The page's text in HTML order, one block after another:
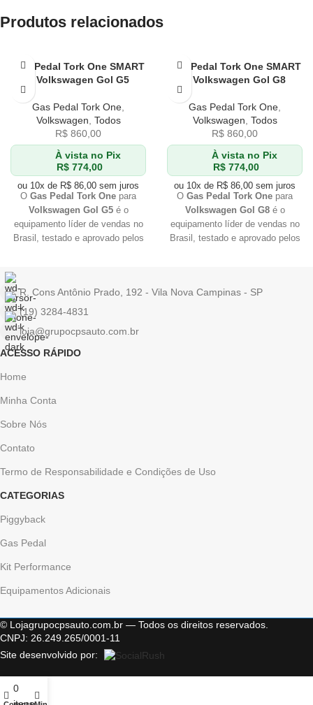
Produtos relacionados
Gas Pedal Tork One SMART
– Volkswagen Gol G5
Gas Pedal Tork One
Volkswagen Todos
R$ 860,00
À vista no Pix
R$ 774,00
ou 10x de R$ 86,00 sem juros
O Gas Pedal Tork One para
Volkswagen Gol G5 é o
equipamento líder de vendas no
Brasil, testado e aprovado pelos
One é a sua melhor escolha. Não
perca tempo e adquira já o seu!
Gas Pedal Tork One SMART
– Volkswagen Gol G8
Gas Pedal Tork One
Volkswagen Todos
R$ 860,00
À vista no Pix
R$ 774,00
ou 10x de R$ 86,00 sem juros
O Gas Pedal Tork One para
Volkswagen Gol G8 é o
equipamento líder de vendas no
Brasil, testado e aprovado pelos
One é a sua melhor escolha. Não
R. Cons Antônio Prado, 192 - Vila Nova Campinas - SP
(19) 3284-4831
loja@grupocpsauto.com.br
ACESSO RÁPIDO
Home
Minha Conta
Sobre Nós
Contato
Termo de Responsabilidade e Condições de Uso
CATEGORIAS
Piggyback
Gas Pedal
Kit Performance
Equipamentos Adicionais
© Lojagrupocpsauto.com.br — Todos os direitos reservados.
CNPJ: 26.249.265/0001-11
Site desenvolvido por:
0